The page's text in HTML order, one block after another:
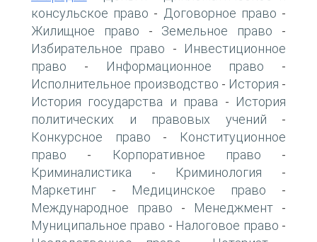
консульское право - Договорное право -
Жилищное право - Земельное право -
Избирательное право -
Инвестиционное
право - Информационное право -
Исполнительное производство - История -
История государства и права -
История
политических и правовых учений -
Конкурсное право -
Конституционное
право - Корпоративное право -
Криминалистика - Криминология -
Маркетинг - Медицинское право -
Международное право - Менеджмент -
Муниципальное право - Налоговое право -